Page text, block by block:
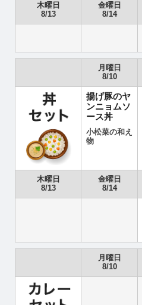
木曜日
8/13
金曜日
8/14
月曜日
8/10
揚げ豚のヤ
ンニョムソ
ース丼
小松菜の和え
物
木曜日
8/13
金曜日
8/14
月曜日
8/10